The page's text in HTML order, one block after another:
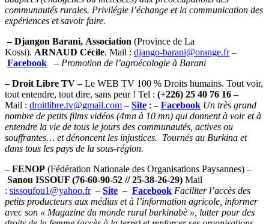
communautés rurales. Privilégie l’échange et la communication des
expériences et savoir faire.
– Djangon Barani, Association (Province de La
Kossi). ARNAUD Cécile. Mail : django-barani@orange.fr–
Facebook – Promotion de l’agroécologie à Barani
– Droit Libre TV–Le WEB TV 100 % Droits humains. Tout voir,
tout entendre, tout dire, sans peur ! Tel : (+226) 25 40 76 16 –
Mail : droitlibre.tv@gmail.com – Site : – Facebook Un très grand
nombre de petits films vidéos (4mn à 10 mn) qui donnent à voir et à
entendre la vie de tous le jours des communautés, actives ou
souffrantes… et dénoncent les injustices. Tournés au Burkina et
dans tous les pays de la sous-région.
– FENOP (Fédération Nationale des Organisations Paysannes) –
Sanou ISSOUF (76-60-90-52 // 25-38-26-29) Mail
: sissoufou1@yahoo.fr– Site – Facebook Faciliter l’accès des
petits producteurs aux médias et à l’information agricole, informer
avec son « Magazine du monde rural burkinabè », lutter pour des